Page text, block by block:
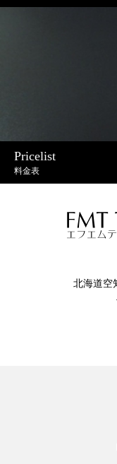
Pricelist
料金表
北海道空